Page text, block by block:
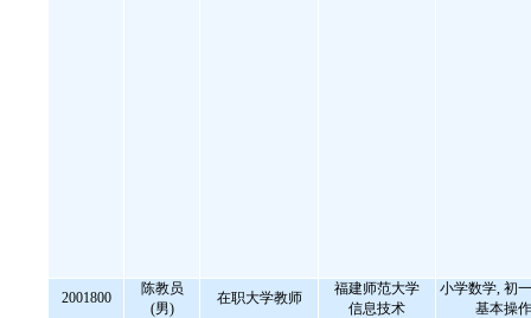
2001800
陈教员
(男)
在职大学教师
福建师范大学
信息技术
小学数学, 初
基本操